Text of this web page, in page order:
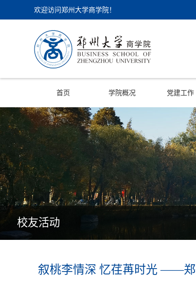
欢迎访问郑州大学商学院！
首页 学院概况 党建工作
校友活动
叙桃李情深 忆荏苒时光 ——郑